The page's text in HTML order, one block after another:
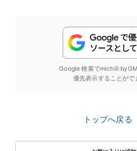
Google 検索でmichill
優先表示することがで
トップへ戻る